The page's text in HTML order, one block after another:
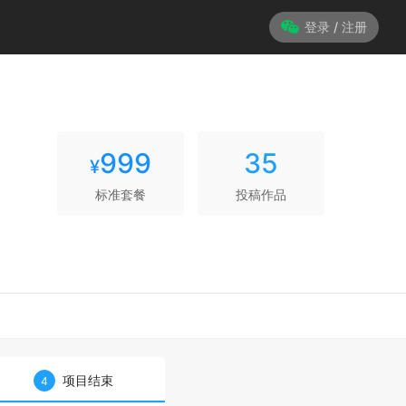
登录 / 注册
¥999
标准套餐
35
投稿作品
4 项目结束